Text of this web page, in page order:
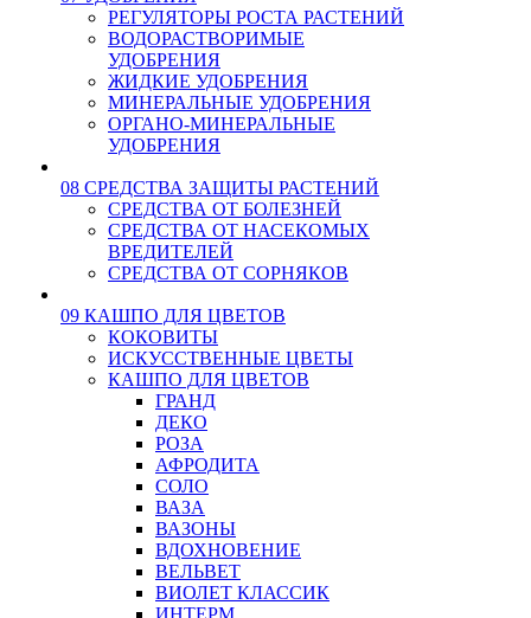
РЕГУЛЯТОРЫ РОСТА РАСТЕНИЙ
ВОДОРАСТВОРИМЫЕ
УДОБРЕНИЯ
ЖИДКИЕ УДОБРЕНИЯ
МИНЕРАЛЬНЫЕ УДОБРЕНИЯ
ОРГАНО-МИНЕРАЛЬНЫЕ
УДОБРЕНИЯ
08 СРЕДСТВА ЗАЩИТЫ РАСТЕНИЙ
СРЕДСТВА ОТ БОЛЕЗНЕЙ
СРЕДСТВА ОТ НАСЕКОМЫХ
ВРЕДИТЕЛЕЙ
СРЕДСТВА ОТ СОРНЯКОВ
09 КАШПО ДЛЯ ЦВЕТОВ
КОКОВИТЫ
ИСКУССТВЕННЫЕ ЦВЕТЫ
КАШПО ДЛЯ ЦВЕТОВ
ГРАНД
ДЕКО
РОЗА
АФРОДИТА
СОЛО
ВАЗА
ВАЗОНЫ
ВДОХНОВЕНИЕ
ВЕЛЬВЕТ
ВИОЛЕТ КЛАССИК
ИНТЕРМ